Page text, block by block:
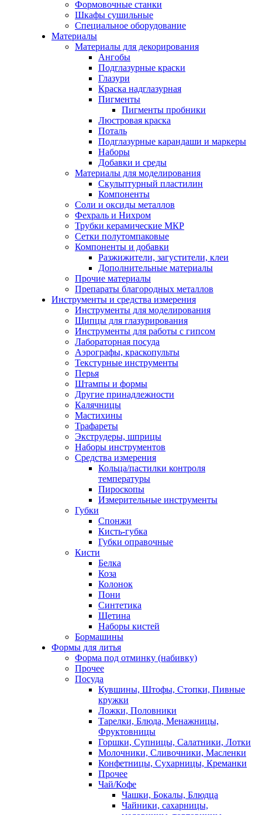
Формовочные станки
Шкафы сушильные
Специальное оборудование
Материалы
Материалы для декорирования
Ангобы
Подглазурные краски
Глазури
Краска надглазурная
Пигменты
Пигменты пробники
Люстровая краска
Поталь
Подглазурные карандаши и маркеры
Наборы
Добавки и среды
Материалы для моделирования
Скульптурный пластилин
Компоненты
Соли и оксиды металлов
Фехраль и Нихром
Трубки керамические МКР
Сетки полутомпаковые
Компоненты и добавки
Разжижители, загустители, клеи
Дополнительные материалы
Прочие материалы
Препараты благородных металлов
Инструменты и средства измерения
Инструменты для моделирования
Щипцы для глазурирования
Инструменты для работы с гипсом
Лабораторная посуда
Аэрографы, краскопульты
Текстурные инструменты
Перья
Штампы и формы
Другие принадлежности
Калячницы
Мастихины
Трафареты
Экструдеры, шприцы
Наборы инструментов
Средства измерения
Кольца/пастилки контроля
температуры
Пироскопы
Измерительные инструменты
Губки
Спонжи
Кисть-губка
Губки оправочные
Кисти
Белка
Коза
Колонок
Пони
Синтетика
Щетина
Наборы кистей
Бормашины
Формы для литья
Форма под отминку (набивку)
Прочее
Посуда
Кувшины, Штофы, Стопки, Пивные
кружки
Ложки, Половники
Тарелки, Блюда, Менажницы,
Фруктовницы
Горшки, Супницы, Салатники, Лотки
Молочники, Сливочники, Масленки
Конфетницы, Сухарницы, Креманки
Прочее
Чай/Кофе
Чашки, Бокалы, Блюдца
Чайники, сахарницы,